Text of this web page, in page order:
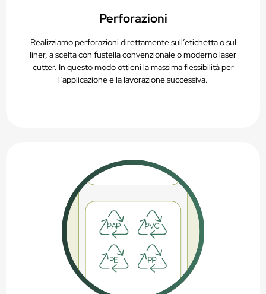
Perforazioni
Realizziamo perforazioni direttamente sull’etichetta o sul
liner, a scelta con fustella convenzionale o moderno laser
cutter. In questo modo ottieni la massima flessibilità per
l’applicazione e la lavorazione successiva.